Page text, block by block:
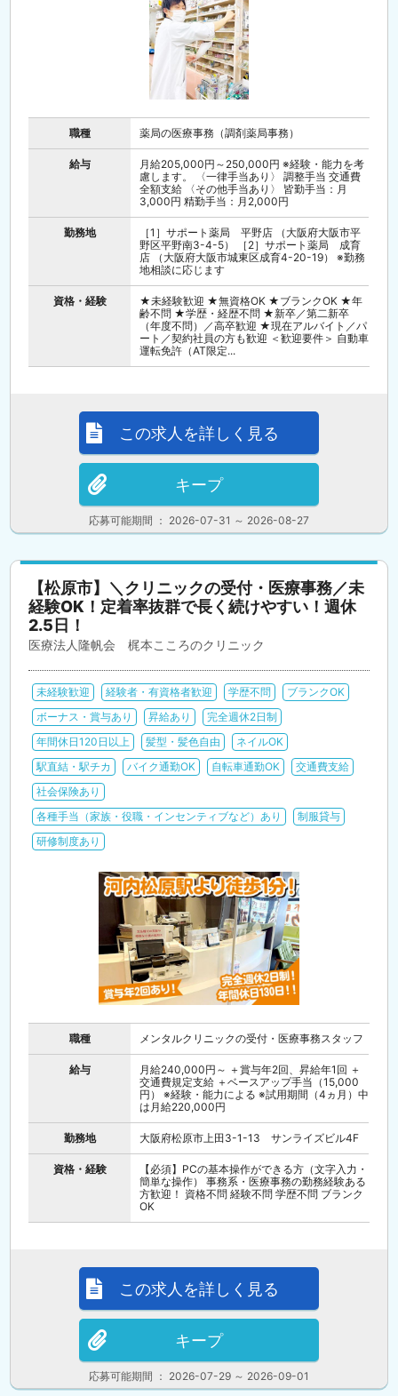
職種 薬局の医療事務（調剤薬局事務）
給与
月給205,000円～250,000円 ※経験・能力を考
慮します。 〈一律手当あり〉 調整手当 交通費
全額支給 〈その他手当あり〉 皆勤手当：月
3,000円 精勤手当：月2,000円
勤務地
［1］サポート薬局 平野店 （大阪府大阪市平
野区平野南3-4-5） ［2］サポート薬局 成育
店 （大阪府大阪市城東区成育4-20-19） ※勤務
地相談に応じます
資格・経験
★未経験歓迎 ★無資格OK ★ブランクOK ★年
齢不問 ★学歴・経歴不問 ★新卒／第二新卒
（年度不問）／高卒歓迎 ★現在アルバイト／パ
ート／契約社員の方も歓迎 ＜歓迎要件＞ 自動車
運転免許（AT限定...
応募可能期間 ： 2026-07-31 ～ 2026-08-27
この求人を詳しく見る
キープ
【松原市】＼クリニックの受付・医療事務／未
経験OK！定着率抜群で長く続けやすい！週休
2.5日！
医療法人隆帆会 梶本こころのクリニック
未経験歓迎 経験者・有資格者歓迎 学歴不問
ブランクOK
ボーナス・賞与あり
昇給あり
完全週休2日制
年間休日120日以上
髪型・髪色自由
ネイルOK
駅直結・駅チカ
バイク通勤OK 自転車通勤OK
交通費支給
社会保険あり
各種手当（家族・役職・インセンティブなど）あり
制服貸与
研修制度あり
職種 メンタルクリニックの受付・医療事務スタッフ
給与
月給240,000円～ ＋賞与年2回、昇給年1回 ＋
交通費規定支給 ＋ベースアップ手当（15,000
円） ※経験・能力による ※試用期間（4ヵ月）中
は月給220,000円
勤務地 大阪府松原市上田3-1-13 サンライズビル4F
資格・経験
【必須】PCの基本操作ができる方（文字入力・
簡単な操作） 事務系・医療事務の勤務経験ある
方歓迎！ 資格不問 経験不問 学歴不問 ブランク
OK
応募可能期間 ： 2026-07-29 ～ 2026-09-01
この求人を詳しく見る
キープ